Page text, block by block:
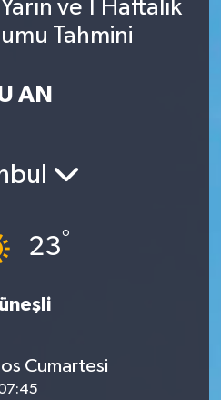
ve 1 Haftalık
Tahmini
AN
23°
Cumartesi